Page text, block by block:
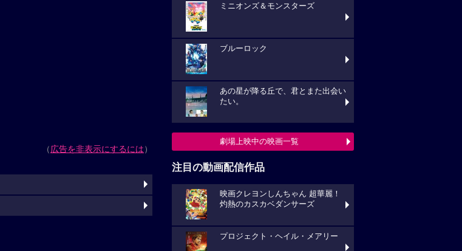
（広告を非表示にするには）
ミニオンズ＆モンスターズ
ブルーロック
あの星が降る丘で、君とまた出会い
たい。
劇場上映中の映画一覧
注目の動画配信作品
映画クレヨンしんちゃん 超華麗！
灼熱のカスカベダンサーズ
プロジェクト・ヘイル・メアリー